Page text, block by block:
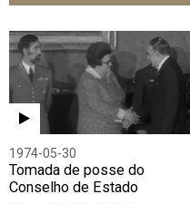
Todos Vídeo
1974-05-30
Tomada de posse do
Conselho de Estado